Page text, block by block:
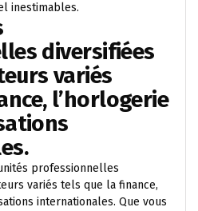
inestimables.
diversifiées
variés
l’horlogerie
professionnelles
variés tels que la finance,
internationales. Que vous